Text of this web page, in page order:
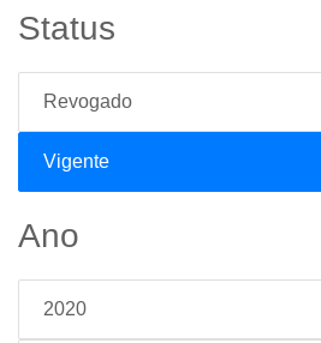
Status
Revogado
Vigente
Ano
2020